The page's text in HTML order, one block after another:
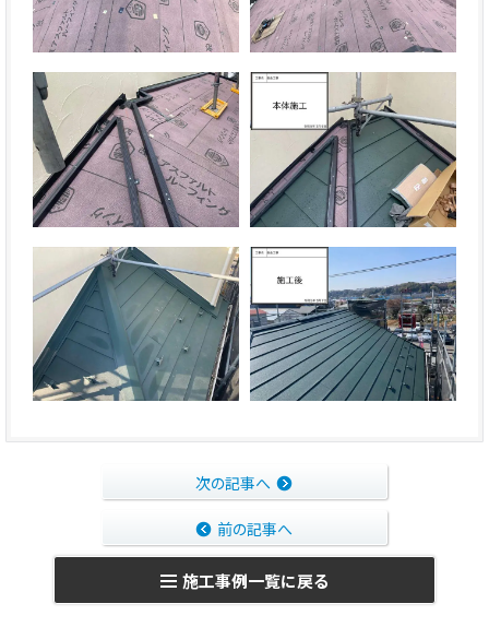
次の記事へ
前の記事へ
施工事例一覧に戻る